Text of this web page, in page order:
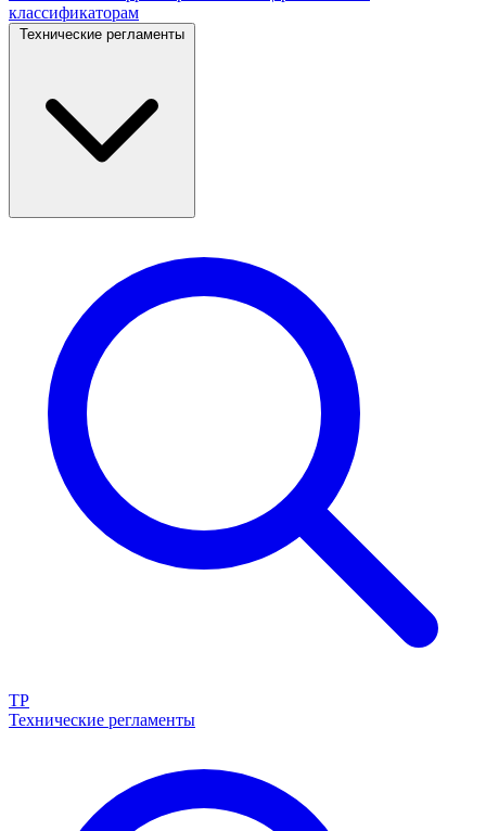
классификаторам
Технические регламенты
ТР
Технические регламенты